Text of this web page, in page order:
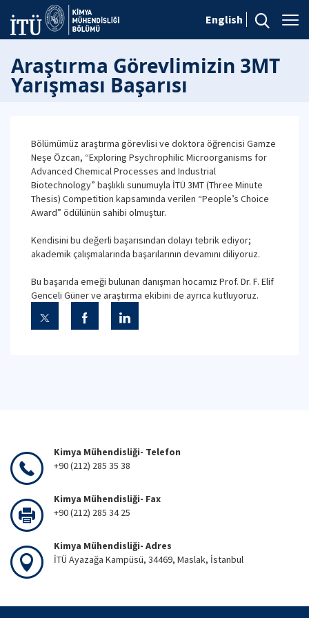
English
Araştırma Görevlimizin 3MT
Yarışması Başarısı
Bölümümüz araştırma görevlisi ve doktora öğrencisi Gamze
Neşe Özcan, “Exploring Psychrophilic Microorganisms for
Advanced Chemical Processes and Industrial
Biotechnology” başlıklı sunumuyla İTÜ 3MT (Three Minute
Thesis) Competition kapsamında verilen “People’s Choice
Award” ödülünün sahibi olmuştur.
Kendisini bu değerli başarısından dolayı tebrik ediyor;
akademik çalışmalarında başarılarının devamını diliyoruz.
Bu başarıda emeği bulunan danışman hocamız Prof. Dr. F. Elif
Genceli Güner ve araştırma ekibini de ayrıca kutluyoruz.
Kimya Mühendisliği- Telefon
+90 (212) 285 35 38
Kimya Mühendisliği- Fax
+90 (212) 285 34 25
Kimya Mühendisliği- Adres
İTÜ Ayazağa Kampüsü, 34469, Maslak, İstanbul